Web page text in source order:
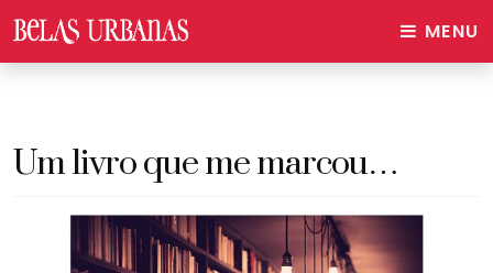
MENU
Um livro que me marcou…